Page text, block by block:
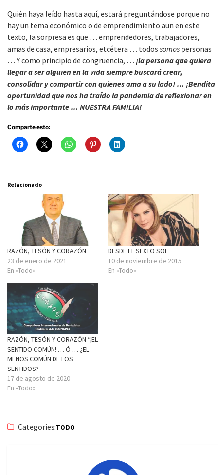
Quién haya leído hasta aquí, estará preguntándose porque no
hay un tema económico o de emprendimiento aun en este
texto, la sorpresa es que … emprendedores, trabajadores,
amas de casa, empresarios, etcétera … todos somos personas
… Y como principio de congruencia, … ¡la persona que quiera
llegar a ser alguien en la vida siempre buscará crear,
consolidar y compartir con quienes ama a su lado! … ¡Bendita
oportunidad que nos ha traído la pandemia de reflexionar en
lo más importante … NUESTRA FAMILIA!
Comparte esto:
Relacionado
RAZÓN, TESÓN Y CORAZÓN
23 de enero de 2021
En «Todo»
DESDE EL SEXTO SOL
10 de noviembre de 2015
En «Todo»
RAZÓN, TESÓN Y CORAZÓN “¡EL
SENTIDO COMÚN! … Ó … ¿EL
MENOS COMÚN DE LOS
SENTIDOS?
17 de agosto de 2020
En «Todo»
Categories:TODO